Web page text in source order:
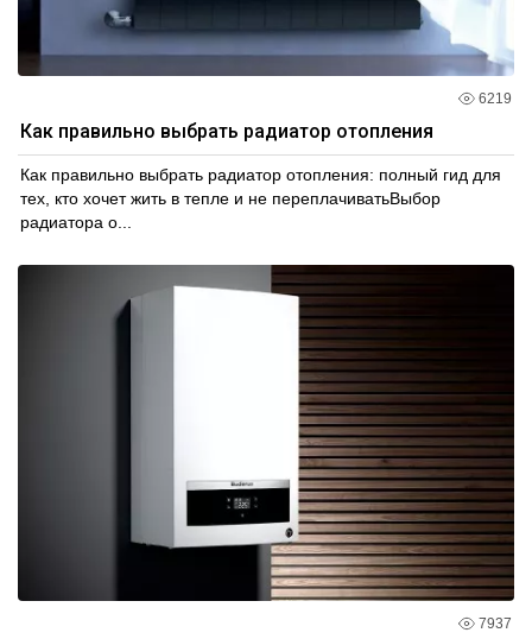
6219
Как правильно выбрать радиатор отопления
Как правильно выбрать радиатор отопления: полный гид для
тех, кто хочет жить в тепле и не переплачиватьВыбор
радиатора о...
7937